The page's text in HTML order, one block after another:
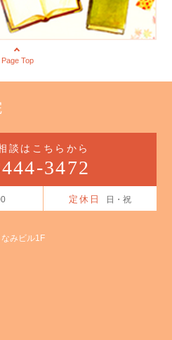
Page Top
談はこちらから
3472
定休日 日・祝
みビル1F